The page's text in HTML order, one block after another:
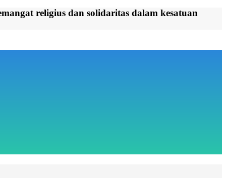
religius dan solidaritas dalam kesatuan